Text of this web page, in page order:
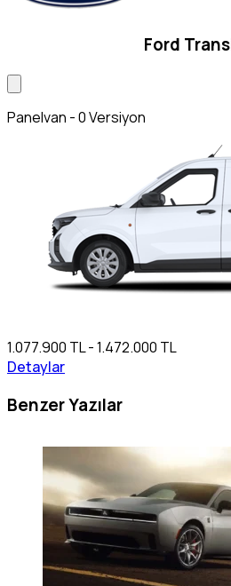
Ford
Panelvan - 0 Versiyon
1.077.900 TL - 1.472.000 TL
Detaylar
Benzer Yazılar